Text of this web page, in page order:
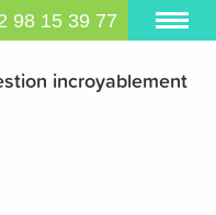
incroyablement
98 15 39 77